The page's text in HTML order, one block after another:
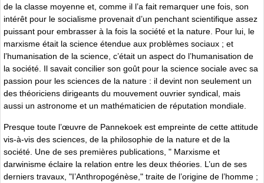
de la classe moyenne et, comme il l’a fait remarquer une fois, son
intérêt pour le socialisme provenait d’un penchant scientifique assez
puissant pour embrasser à la fois la société et la nature. Pour lui, le
marxisme était la science étendue aux problèmes sociaux ; et
l’humanisation de la science, c’était un aspect do l’humanisation de
la société. Il savait concilier son goût pour la science sociale avec sa
passion pour les sciences de la nature : il devint non seulement un
des théoriciens dirigeants du mouvement ouvrier syndical, mais
aussi un astronome et un mathématicien de réputation mondiale.
Presque toute l’œuvre de Pannekoek est empreinte de cette attitude
vis-à-vis des sciences, de la philosophie de la nature et de la
société. Une de ses premières publications, " Marxisme et
darwinisme éclaire la relation entre les deux théories. L’un de ses
derniers travaux, "I’Anthropogénèse," traite de l’origine de l’homme ;